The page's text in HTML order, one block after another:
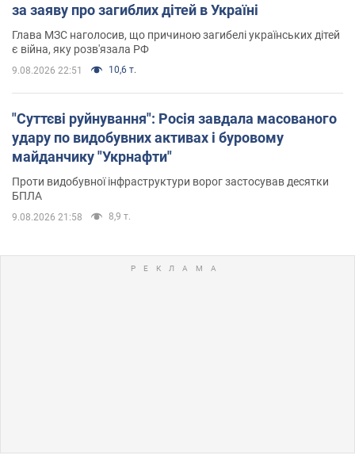
за заяву про загиблих дітей в Україні
Глава МЗС наголосив, що причиною загибелі українських дітей
є війна, яку розв'язала РФ
9.08.2026 22:51 10,6 т.
"Суттєві руйнування": Росія завдала масованого
удару по видобувних активах і буровому
майданчику "Укрнафти"
Проти видобувної інфраструктури ворог застосував десятки
БПЛА
9.08.2026 21:58 8,9 т.